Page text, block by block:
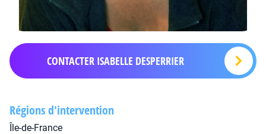
CONTACTER ISABELLE DESPERRIER
Régions d'intervention
Île-de-France